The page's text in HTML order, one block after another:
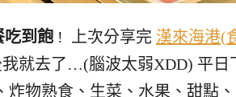
吃到飽 ! 上次分享完 漢來海港(
就去了…(腦波太弱XDD) 平日
物熟食、生菜、水果、甜點、